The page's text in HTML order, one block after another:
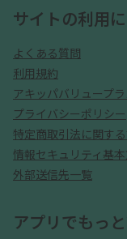
サイトの利用
よくある質問
利用規約
アキッパバリュープ
プライバシーポリシー
特定商取引法に関す
情報セキュリティ基
外部送信先一覧
アプリでもっ